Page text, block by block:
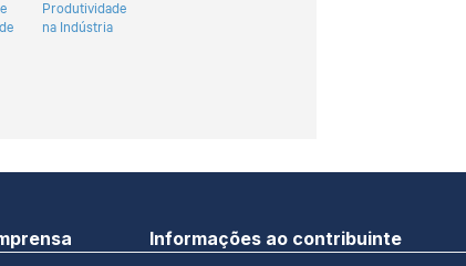
Produtividade
na Indústria
Informações ao contribuinte